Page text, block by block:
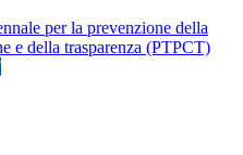
per la prevenzione della
e della trasparenza (PTPCT)